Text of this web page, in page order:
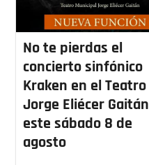
No te pierdas el
concierto sinfónico
Kraken en el Teatro
Jorge Eliécer Gaitán
este sábado 8 de
agosto